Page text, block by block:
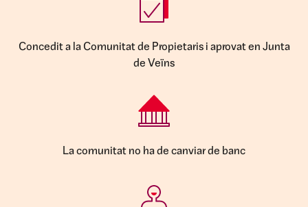
Concedit a la Comunitat de Propietaris i aprovat en Junta
de Veïns
La comunitat no ha de canviar de banc